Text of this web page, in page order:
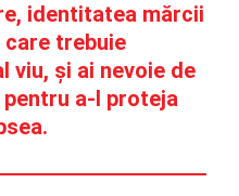
identitatea mărcii
care trebuie
viu, și ai nevoie de
a-l proteja